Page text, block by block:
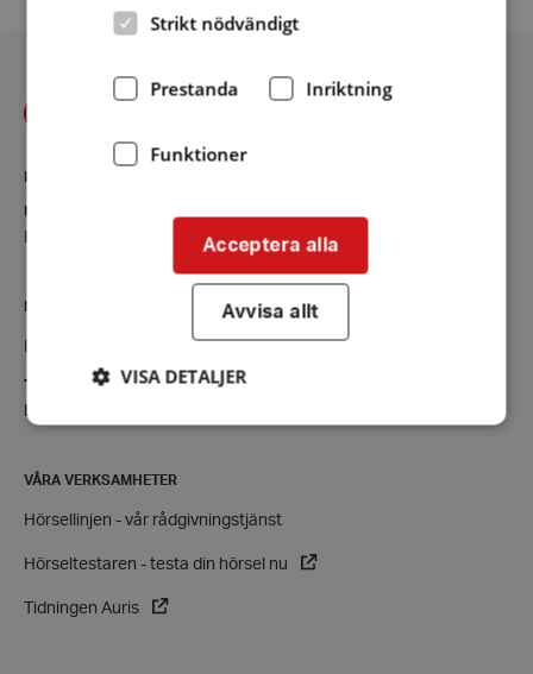
Uppsala-Knivsta
Hörselskadades Riksförbund (HRF)
Tel:
08-457 55 00 (växel)
E-post:
VÅRA VERKSAMHETER
Hörsellinjen - vår rådgivningstjänst
Hörseltestaren - testa din hörsel nu
Tidningen Auris
Strikt nödvändigt
Prestanda Inriktning
Funktioner
Acceptera alla
Avvisa allt
VISA DETALJER
Strikt nödvändigt
Funktioner
Strikt nödvändiga kakor tillåter
kärnwebbplatsfunktioner som användarinloggning
användas ordentligt utan strikt nödvändiga cookies.